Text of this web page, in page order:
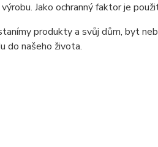
Jako ochranný faktor je
produkty a svůj dům, byt
do našeho života.